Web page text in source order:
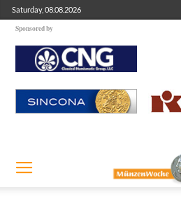
Saturday, 08.08.2026
Sponsored by